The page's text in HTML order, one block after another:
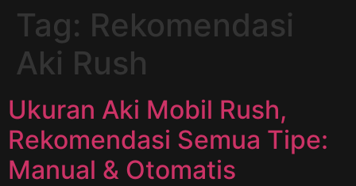
Tag: Rekomendasi
Aki Rush
Ukuran Aki Mobil Rush,
Rekomendasi Semua Tipe:
Manual & Otomatis